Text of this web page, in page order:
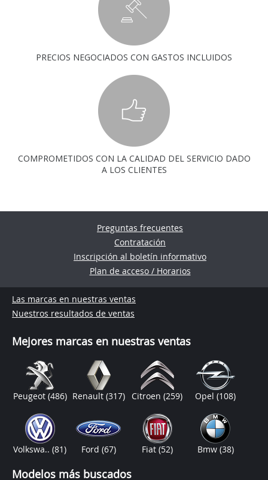
PRECIOS NEGOCIADOS CON GASTOS INCLUIDOS
COMPROMETIDOS CON LA CALIDAD DEL SERVICIO DADO
A LOS CLIENTES
Preguntas frecuentes
Contratación
Inscripción al boletín informativo
Plan de acceso / Horarios
Las marcas en nuestras ventas
Nuestros resultados de ventas
Mejores marcas en nuestras ventas
Peugeot (486) Renault (317) Citroen(259) Opel(108)
Volkswa..(81) Ford (67) Fiat (52) Bmw (38)
Modelos más buscados